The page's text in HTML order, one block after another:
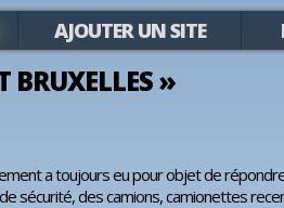
AJOUTER UN SITE
BRUXELLES »
a toujours eu pour objet de
sécurité, des camions, camionettes